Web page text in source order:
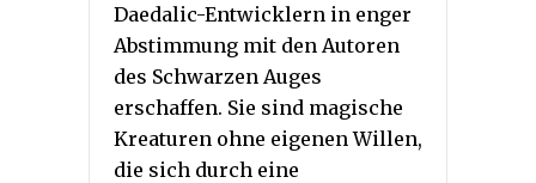
Daedalic-Entwicklern in enger
Abstimmung mit den Autoren
des Schwarzen Auges
erschaffen. Sie sind magische
Kreaturen ohne eigenen Willen,
die sich durch eine